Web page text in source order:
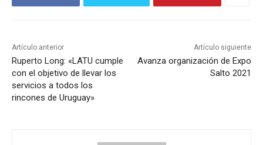
Artículo anterior
Ruperto Long: «LATU cumple
con el objetivo de llevar los
servicios a todos los
rincones de Uruguay»
Artículo siguiente
Avanza organización de Expo
Salto 2021